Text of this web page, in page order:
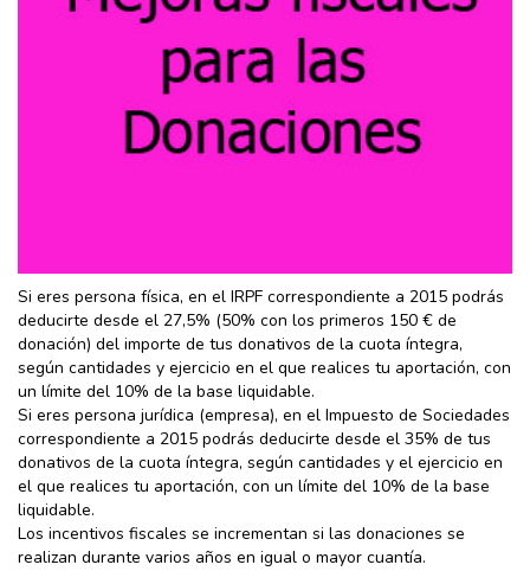
Si eres persona física, en el IRPF correspondiente a 2015 podrás
deducirte desde el 27,5% (50% con los primeros 150 € de
donación) del importe de tus donativos de la cuota íntegra,
según cantidades y ejercicio en el que realices tu aportación, con
un límite del 10% de la base liquidable.
Si eres persona jurídica (empresa), en el Impuesto de Sociedades
correspondiente a 2015 podrás deducirte desde el 35% de tus
donativos de la cuota íntegra, según cantidades y el ejercicio en
el que realices tu aportación, con un límite del 10% de la base
liquidable.
Los incentivos fiscales se incrementan si las donaciones se
realizan durante varios años en igual o mayor cuantía.